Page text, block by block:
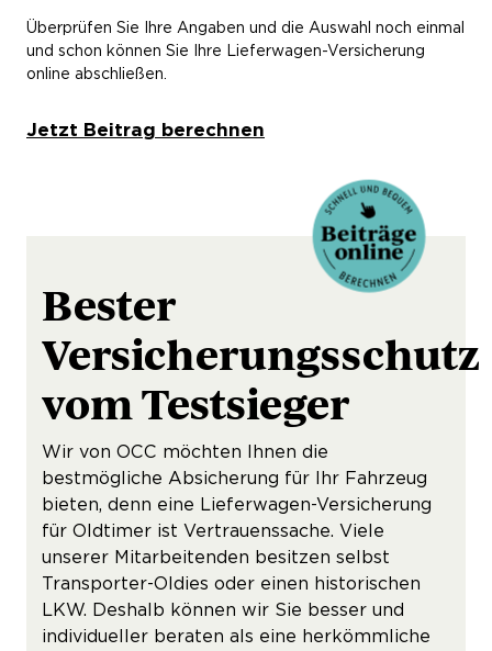
Überprüfen Sie Ihre Angaben und die Auswahl noch einmal
und schon können Sie Ihre Lieferwagen-Versicherung
online abschließen.
Jetzt Beitrag berechnen
Bester
Versicherungsschutz
vom Testsieger
Wir von OCC möchten Ihnen die
bestmögliche Absicherung für Ihr Fahrzeug
bieten, denn eine Lieferwagen-Versicherung
für Oldtimer ist Vertrauenssache. Viele
unserer Mitarbeitenden besitzen selbst
Transporter-Oldies oder einen historischen
LKW. Deshalb können wir Sie besser und
individueller beraten als eine herkömmliche